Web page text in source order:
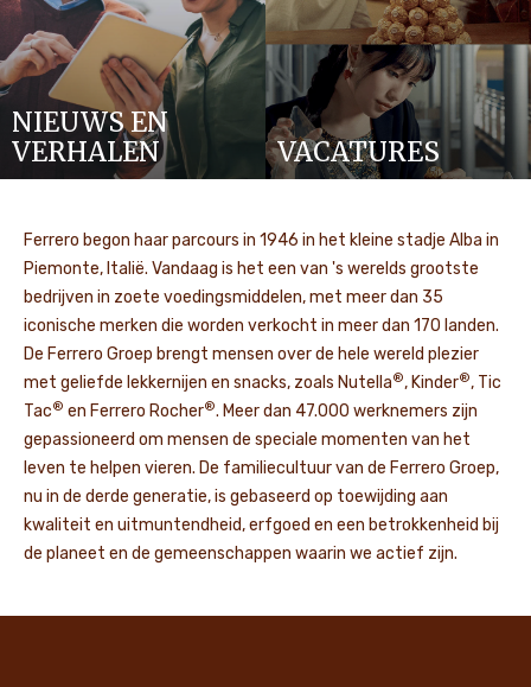
NIEUWS EN
VERHALEN
VACATURES
Ferrero begon haar parcours in 1946 in het kleine stadje Alba in
Piemonte, Italië. Vandaag is het een van 's werelds grootste
bedrijven in zoete voedingsmiddelen, met meer dan 35
iconische merken die worden verkocht in meer dan 170 landen.
De Ferrero Groep brengt mensen over de hele wereld plezier
met geliefde lekkernijen en snacks, zoals Nutella®, Kinder®, Tic
Tac® en Ferrero Rocher®. Meer dan 47.000 werknemers zijn
gepassioneerd om mensen de speciale momenten van het
leven te helpen vieren. De familiecultuur van de Ferrero Groep,
nu in de derde generatie, is gebaseerd op toewijding aan
kwaliteit en uitmuntendheid, erfgoed en een betrokkenheid bij
de planeet en de gemeenschappen waarin we actief zijn.